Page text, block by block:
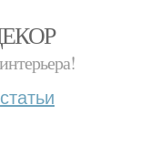
статьи